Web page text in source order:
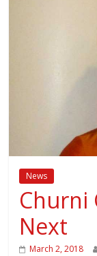
News
Churni
Next
March 2, 2018